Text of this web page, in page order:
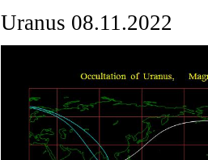
Uranus 08.11.2022